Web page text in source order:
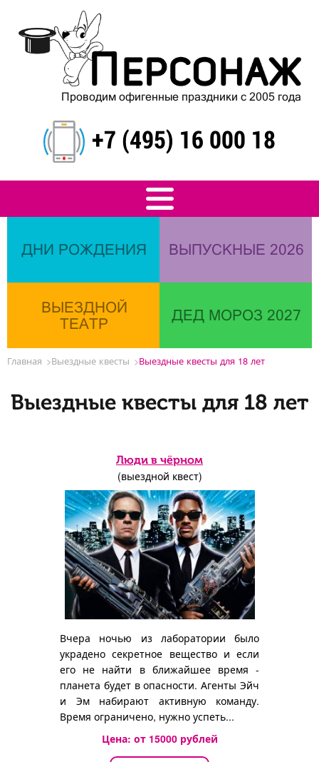
Проводим офигенные праздники с 2005 года
+7 (495) 16 000 18
ДНИ РОЖДЕНИЯ ВЫПУСКНЫЕ 2026
ВЫЕЗДНОЙ
ТЕАТР
ДЕД МОРОЗ 2027
Главная Выездные квесты Выездные квесты для 18 лет
Выездные квесты для 18 лет
Люди в чёрном
(выездной квест)
Вчера ночью из лаборатории было
украдено секретное вещество и если
его не найти в ближайшее время -
планета будет в опасности. Агенты Эйч
и Эм набирают активную команду.
Время ограничено, нужно успеть...
Цена: от 15000рублей